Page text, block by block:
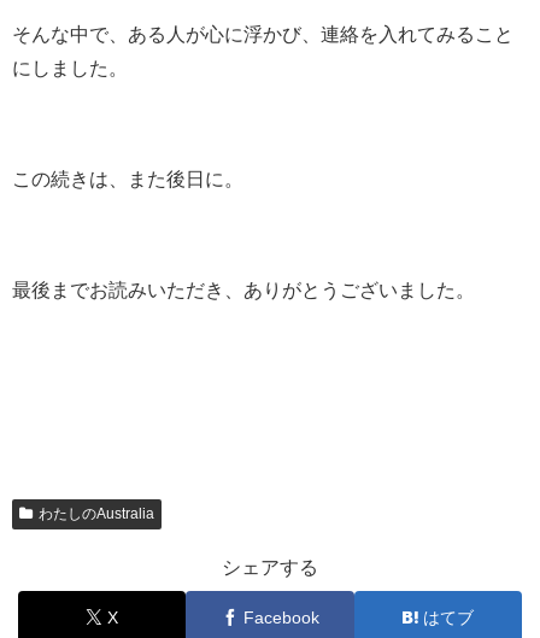
そんな中で、ある人が心に浮かび、連絡を入れてみること
にしました。
この続きは、また後日に。
最後までお読みいただき、ありがとうございました。
わたしのAustralia
シェアする
X Facebook はてブ